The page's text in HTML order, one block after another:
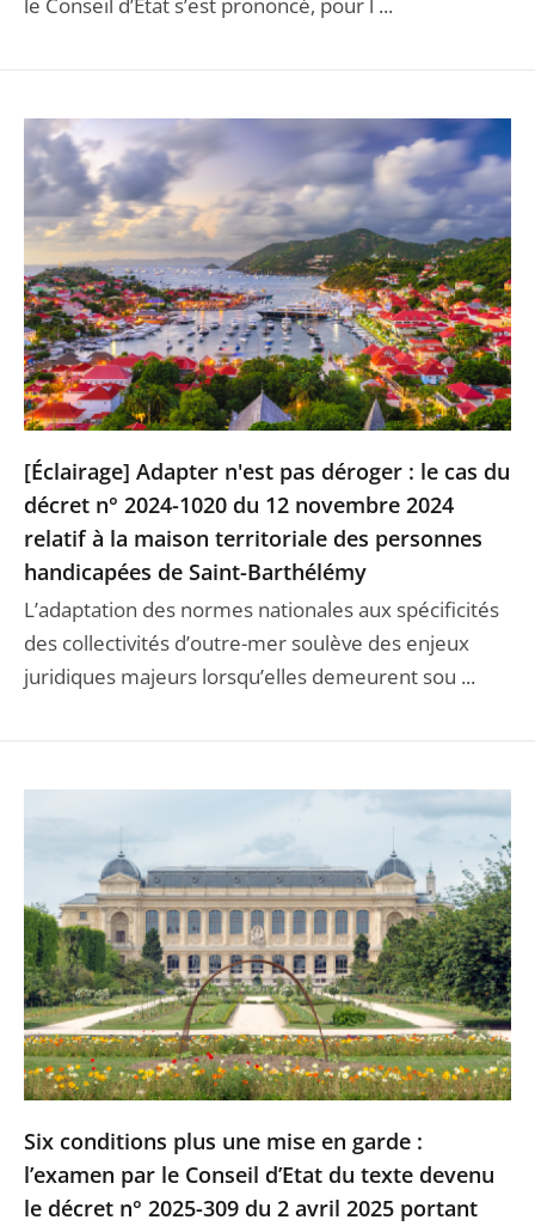
le Conseil d’Etat s’est prononcé, pour l ...
[Éclairage] Adapter n'est pas déroger : le cas du
décret n° 2024-1020 du 12 novembre 2024
relatif à la maison territoriale des personnes
handicapées de Saint-Barthélémy
L’adaptation des normes nationales aux spécificités
des collectivités d’outre-mer soulève des enjeux
juridiques majeurs lorsqu’elles demeurent sou ...
Six conditions plus une mise en garde :
l’examen par le Conseil d’Etat du texte devenu
le décret n° 2025-309 du 2 avril 2025 portant